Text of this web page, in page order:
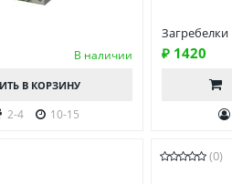
В наличии
В КОРЗИНУ
2-4 10-15
Загребелки
₽ 1420
(0)